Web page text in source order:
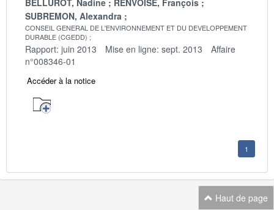
SUBREMON, Alexandra
CONSEIL GENERAL DE L'ENVIRONNEMENT ET DU DEVELOPPEMENT
DURABLE (CGEDD)
Rapport: juin 2013 Mise en ligne: sept. 2013
Affaire
n°008346-01
Accéder à la notice
1
Haut de page